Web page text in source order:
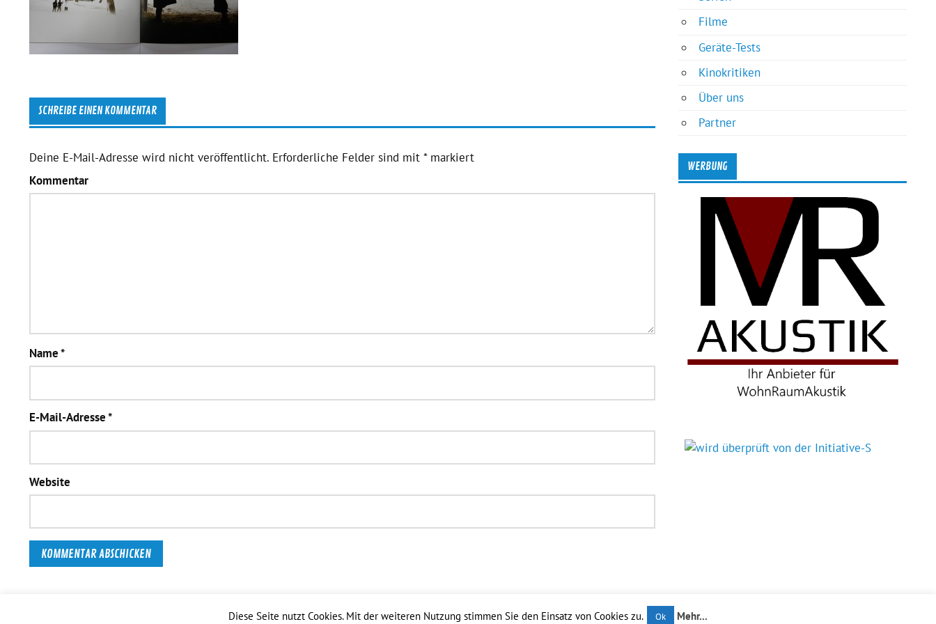
SCHREIBE EINEN KOMMENTAR
Deine E-Mail-Adresse wird nicht veröffentlicht. Erforderliche Felder sind mit *markiert
Kommentar
Name*
E-Mail-Adresse*
Website
Filme
Geräte-Tests
Kinokritiken
Über uns
Partner
WERBUNG
Diese Seite nutzt Cookies. Mit der weiteren Nutzung stimmen Sie den Einsatz von Cookies zu. Ok Mehr...